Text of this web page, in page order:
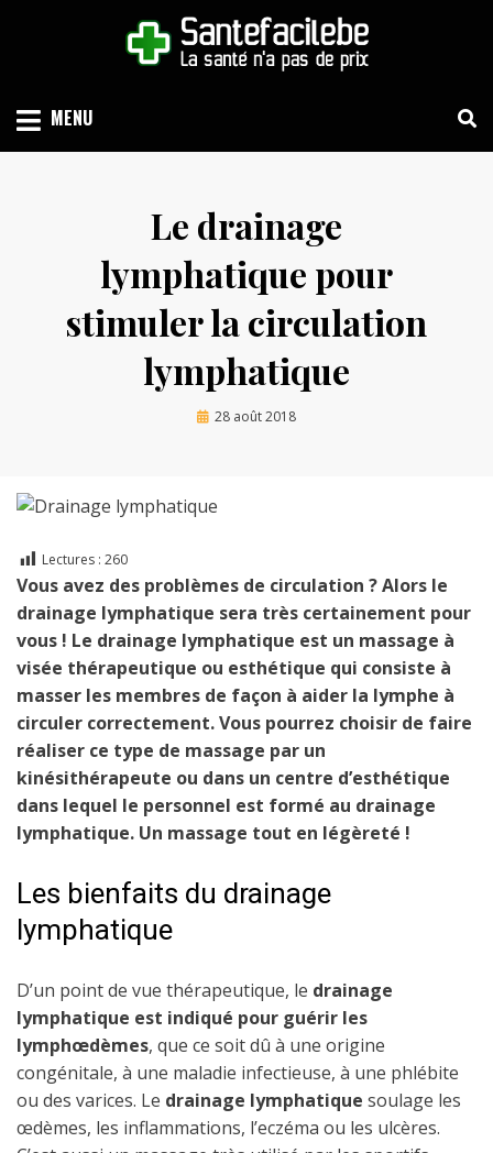
MENU
Le drainage
lymphatique pour
stimuler la circulation
lymphatique
by Guersan
Posted
28 août 2018
Lectures : 260
Vous avez des problèmes de circulation ? Alors le
drainage lymphatique sera très certainement pour
vous ! Le drainage lymphatique est un massage à
visée thérapeutique ou esthétique qui consiste à
masser les membres de façon à aider la lymphe à
circuler correctement. Vous pourrez choisir de faire
réaliser ce type de massage par un
kinésithérapeute ou dans un centre d’esthétique
dans lequel le personnel est formé au drainage
lymphatique. Un massage tout en légèreté !
Les bienfaits du drainage
lymphatique
D’un point de vue thérapeutique, le drainage
lymphatique est indiqué pour guérir les
lymphœdèmes, que ce soit dû à une origine
congénitale, à une maladie infectieuse, à une phlébite
ou des varices. Le drainage lymphatique soulage les
œdèmes, les inflammations, l’eczéma ou les ulcères.